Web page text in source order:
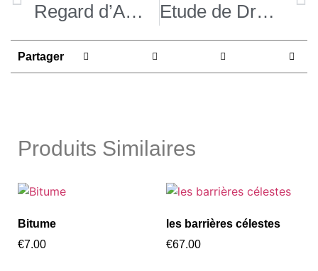
Regard d’Amour
Etude de Drapé
Partager
Produits Similaires
Bitume
€7.00
les barrières célestes
€67.00